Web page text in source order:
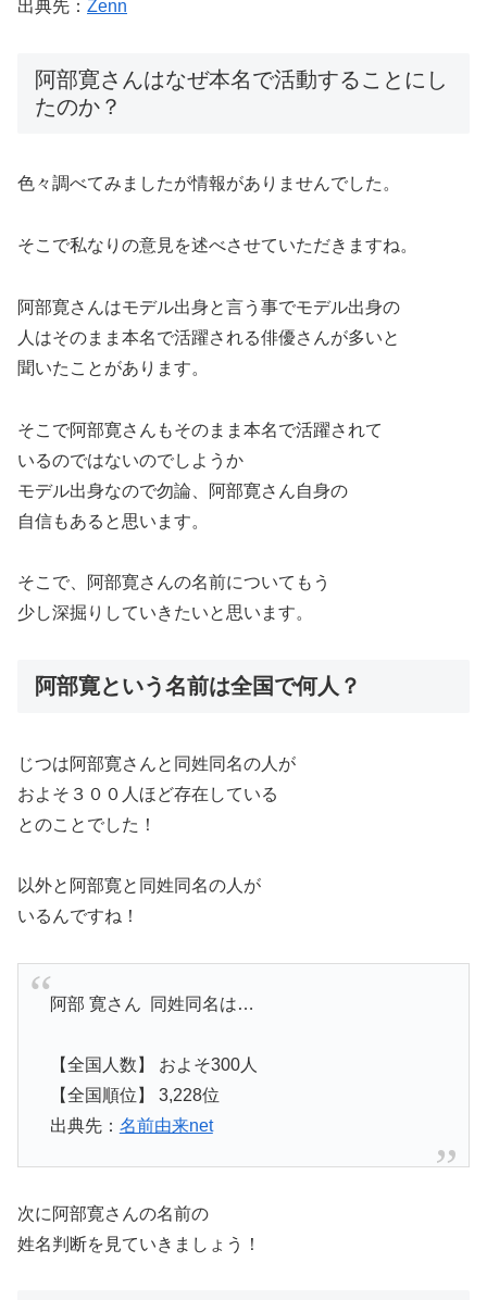
出典先： Zenn
阿部寛さんはなぜ本名で活動することにし
たのか？
色々調べてみましたが情報がありませんでした。
そこで私なりの意見を述べさせていただきますね。
阿部寛さんはモデル出身と言う事でモデル出身の
人はそのまま本名で活躍される俳優さんが多いと
聞いたことがあります。
そこで阿部寛さんもそのまま本名で活躍されて
いるのではないのでしようか
モデル出身なので勿論、阿部寛さん自身の
自信もあると思います。
そこで、阿部寛さんの名前についてもう
少し深掘りしていきたいと思います。
阿部寛という名前は全国で何人？
じつは阿部寛さんと同姓同名の人が
およそ３００人ほど存在している
とのことでした！
以外と阿部寛と同姓同名の人が
いるんですね！
阿部 寛さん 同姓同名は…
【全国人数】 およそ300人
【全国順位】 3,228位
出典先： 名前由来net
次に阿部寛さんの名前の
姓名判断を見ていきましょう！